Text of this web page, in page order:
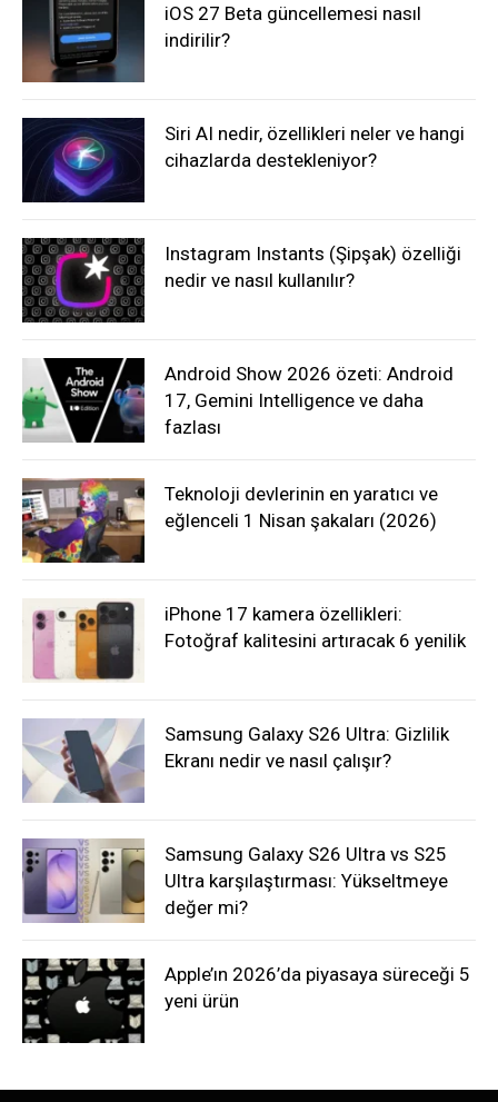
iOS 27 Beta güncellemesi nasıl
indirilir?
Siri AI nedir, özellikleri neler ve hangi
cihazlarda destekleniyor?
Instagram Instants (Şipşak) özelliği
nedir ve nasıl kullanılır?
Android Show 2026 özeti: Android
17, Gemini Intelligence ve daha
fazlası
Teknoloji devlerinin en yaratıcı ve
eğlenceli 1 Nisan şakaları (2026)
iPhone 17 kamera özellikleri:
Fotoğraf kalitesini artıracak 6 yenilik
Samsung Galaxy S26 Ultra: Gizlilik
Ekranı nedir ve nasıl çalışır?
Samsung Galaxy S26 Ultra vs S25
Ultra karşılaştırması: Yükseltmeye
değer mi?
Apple’ın 2026’da piyasaya süreceği 5
yeni ürün